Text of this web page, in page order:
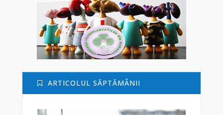
ARTICOLUL SĂPTĂMÂNII